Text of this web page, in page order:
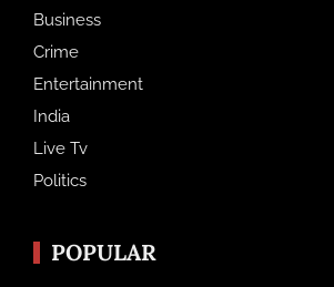
Business
Crime
Entertainment
India
Live Tv
Politics
POPULAR